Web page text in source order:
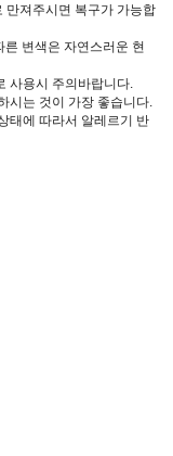
만져주시면 복구가 가능합
변색은 자연스러운 현
사용시 주의바랍니다.
시는 것이 가장 좋습니다.
태에 따라서 알레르기 반